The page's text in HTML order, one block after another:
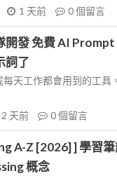
1 天前 0個留言
開發 免費 AI
詞了
天工作都會用到的工具
2 天前 0個留言
A-Z [2026] ] 學習筆
概念